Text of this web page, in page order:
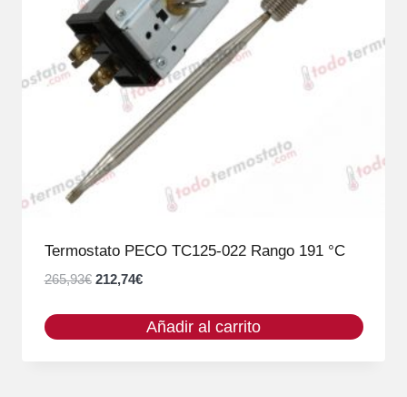
Termostato PECO TC125-022 Rango 191 °C
265,93€ El
era:
212,74€El
actual
es:
Añadir al carrito